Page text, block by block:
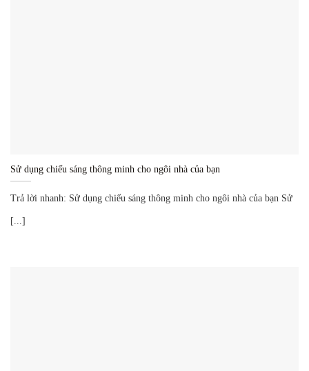
Sử dụng chiếu sáng thông minh cho ngôi nhà của bạn
Trả lời nhanh: Sử dụng chiếu sáng thông minh cho ngôi nhà của bạn Sử
[...]